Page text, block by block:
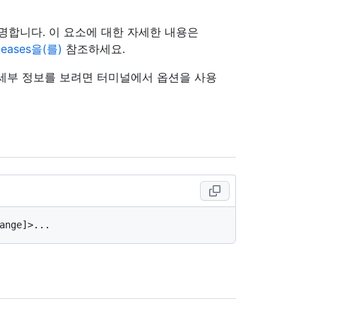
합니다. 이 요소에 대한 자세한 내용은
을(를) 참조하세요.
정보를 보려면 터미널에서 옵션을 사용